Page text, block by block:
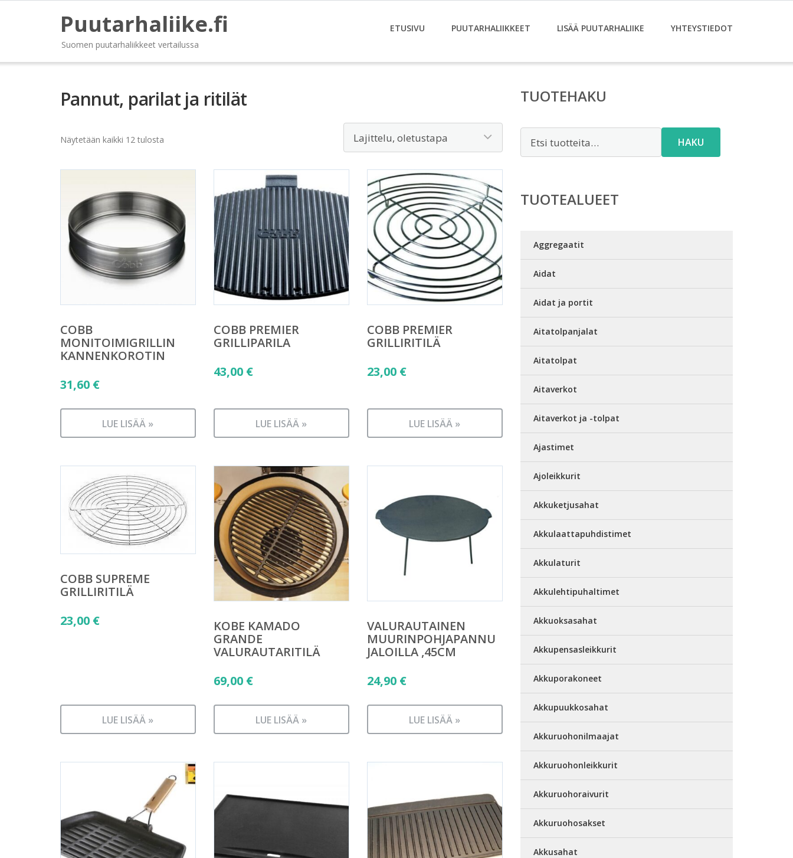
Puutarhaliike.fi
Suomen puutarhaliikkeet vertailussa
ETUSIVU PUUTARHALIIKKEET LISÄÄ PUUTARHALIIKE YHTEYSTIEDOT
Pannut, parilat ja ritilät
Näytetään kaikki 12 tulosta
COBB
MONITOIMIGRILLIN
KANNENKOROTIN
31,60 €
LUE LISÄÄ »
COBB PREMIER
GRILLIPARILA
43,00 €
LUE LISÄÄ »
COBB PREMIER
GRILLIRITILÄ
23,00 €
LUE LISÄÄ »
COBB SUPREME
GRILLIRITILÄ
23,00 €
LUE LISÄÄ »
KOBE KAMADO
GRANDE
VALURAUTARITILÄ
69,00 €
LUE LISÄÄ »
VALURAUTAINEN
MUURINPOHJAPANNU
JALOILLA ,45CM
24,90 €
LUE LISÄÄ »
TUOTEHAKU
HAKU
TUOTEALUEET
Aggregaatit
Aidat
Aidat ja portit
Aitatolpanjalat
Aitatolpat
Aitaverkot
Aitaverkot ja -tolpat
Ajastimet
Ajoleikkurit
Akkuketjusahat
Akkulaattapuhdistimet
Akkulaturit
Akkulehtipuhaltimet
Akkuoksasahat
Akkupensasleikkurit
Akkuporakoneet
Akkupuukkosahat
Akkuruohonilmaajat
Akkuruohonleikkurit
Akkuruohoraivurit
Akkuruohosakset
Akkusahat